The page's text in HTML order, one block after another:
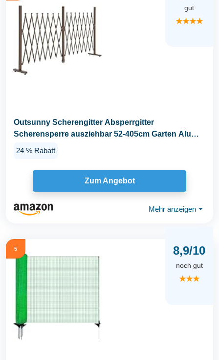
gut
★★★★
Outsunny Scherengitter Absperrgitter
Scherensperre ausziehbar 52-405cm Garten Alu
24 % Rabatt
Zum Angebot
Mehr anzeigen ⏷
5 8,9/10
noch gut
★★★